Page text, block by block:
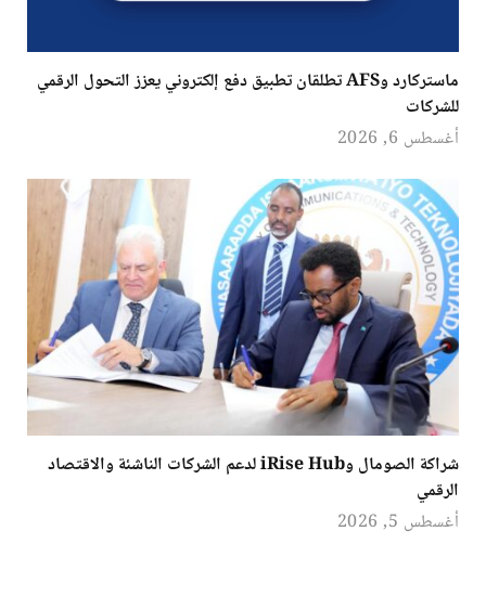
ماستركارد وAFS تطلقان تطبيق دفع إلكتروني يعزز التحول الرقمي
للشركات
أغسطس 6, 2026
شراكة الصومال وiRise Hub لدعم الشركات الناشئة والاقتصاد
الرقمي
أغسطس 5, 2026